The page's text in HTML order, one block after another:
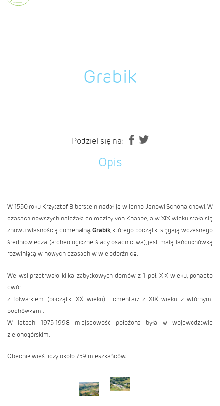
Grabik
Podziel się na:
Opis
W 1550 roku Krzysztof Biberstein nadał ją w lenno Janowi Schönaichowi. W
czasach nowszych należała do rodziny von Knappe, a w XIX wieku stała się
znowu własnością domenalną.Grabik, którego początki sięgają wczesnego
średniowiecza (archeologiczne ślady osadnictwa), jest małą łańcuchówką
rozwiniętą w nowych czasach w wielodorżnicę.
We wsi przetrwało kilka zabytkowych domów z 1 poł. XIX wieku, ponadto
dwór
z folwarkiem (początki XX wieku) i cmentarz z XIX wieku z wtórnymi
pochówkami.
W latach 1975-1998 miejscowość położona była w województwie
zielonogórskim.
Obecnie wieś liczy około 759 mieszkańców.